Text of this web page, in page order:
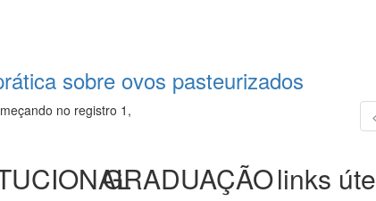
sobre ovos pasteurizados
no registro 1,
GRADUAÇÃOlinks